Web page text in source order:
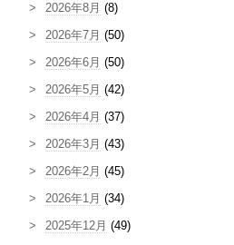
2026年8月 (8)
2026年7月 (50)
2026年6月 (50)
2026年5月 (42)
2026年4月 (37)
2026年3月 (43)
2026年2月 (45)
2026年1月 (34)
2025年12月 (49)